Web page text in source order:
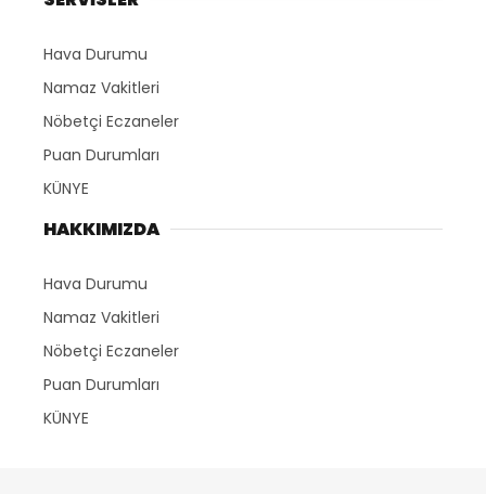
Hava Durumu
Namaz Vakitleri
Nöbetçi Eczaneler
Puan Durumları
KÜNYE
HAKKIMIZDA
Hava Durumu
Namaz Vakitleri
Nöbetçi Eczaneler
Puan Durumları
KÜNYE